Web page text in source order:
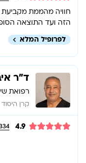
חוויה מהממת מקביעת
הזה ועד התוצאה
לפרופיל המלא
ד”ר
רפואת
קרן היסוד 71, קרית ביאליק
4.9